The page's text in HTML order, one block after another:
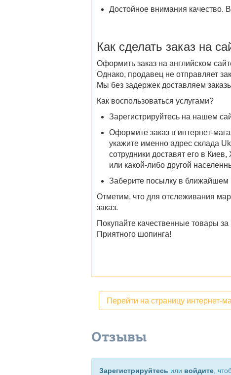
Достойное внимания качество. В
Как сделать заказ на
Оформить заказ на английском
Однако, продавец не отправляет
Мы без задержек доставляем
Как воспользоваться услугами?
Зарегистрируйтесь на нашем
Оформите заказ в интернет-
укажите именно адрес склада
сотрудники доставят его в Киев,
или какой-либо другой
Заберите посылку в ближайшем
Отметим, что для отслеживания
заказ.
Покупайте качественные товары
Приятного шопинга!
Перейти на страницу интернет-
Отзывы
Зарегистрируйтесь или войдите ,